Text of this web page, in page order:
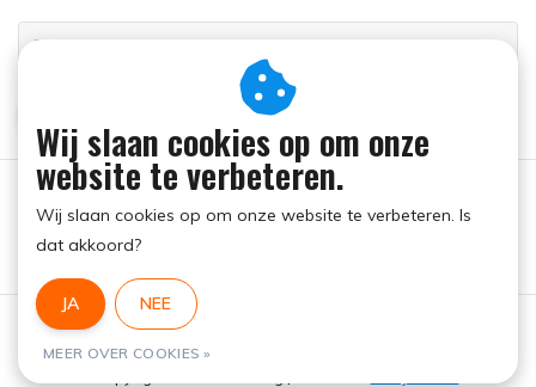
Algemene voorwaarden
Wij slaan cookies op om onze
website te verbeteren.
Wij slaan cookies op om onze website te verbeteren. Is
dat akkoord?
JA NEE
MEER OVER COOKIES »